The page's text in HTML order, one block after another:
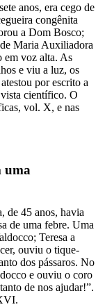
anos, era cego de
congênita
a Dom Bosco;
Maria Auxiliadora
em voz alta. As
e viu a luz, os
por escrito a
científico. O
vol. X, e nas
uma
de 45 anos, havia
de uma febre. Uma
Teresa a
ouviu o tique-
dos pássaros. No
e ouviu o coro
de nos ajudar!”.